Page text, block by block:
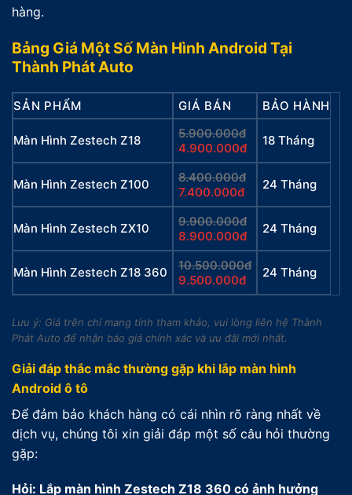
hàng.
Bảng Giá Một Số Màn Hình Android Tại
Thành Phát Auto
SẢN PHẨM GIÁ BÁN BẢO HÀNH
Màn Hình Zestech Z18
5.900.000đ
4.900.000đ
18 Tháng
Màn Hình Zestech Z100
8.400.000đ
7.400.000đ
24 Tháng
Màn Hình Zestech ZX10
9.900.000đ
8.900.000đ
24 Tháng
Màn Hình Zestech Z18 360
10.500.000đ
9.500.000đ
24 Tháng
Lưu ý: Giá trên chỉ mang tính tham khảo, vui lòng liên hệ Thành
Phát Auto để nhận báo giá chính xác và ưu đãi mới nhất.
Giải đáp thắc mắc thường gặp khi lắp màn hình
Android ô tô
Để đảm bảo khách hàng có cái nhìn rõ ràng nhất về
dịch vụ, chúng tôi xin giải đáp một số câu hỏi thường
gặp:
Hỏi: Lắp màn hình Zestech Z18 360 có ảnh hưởng